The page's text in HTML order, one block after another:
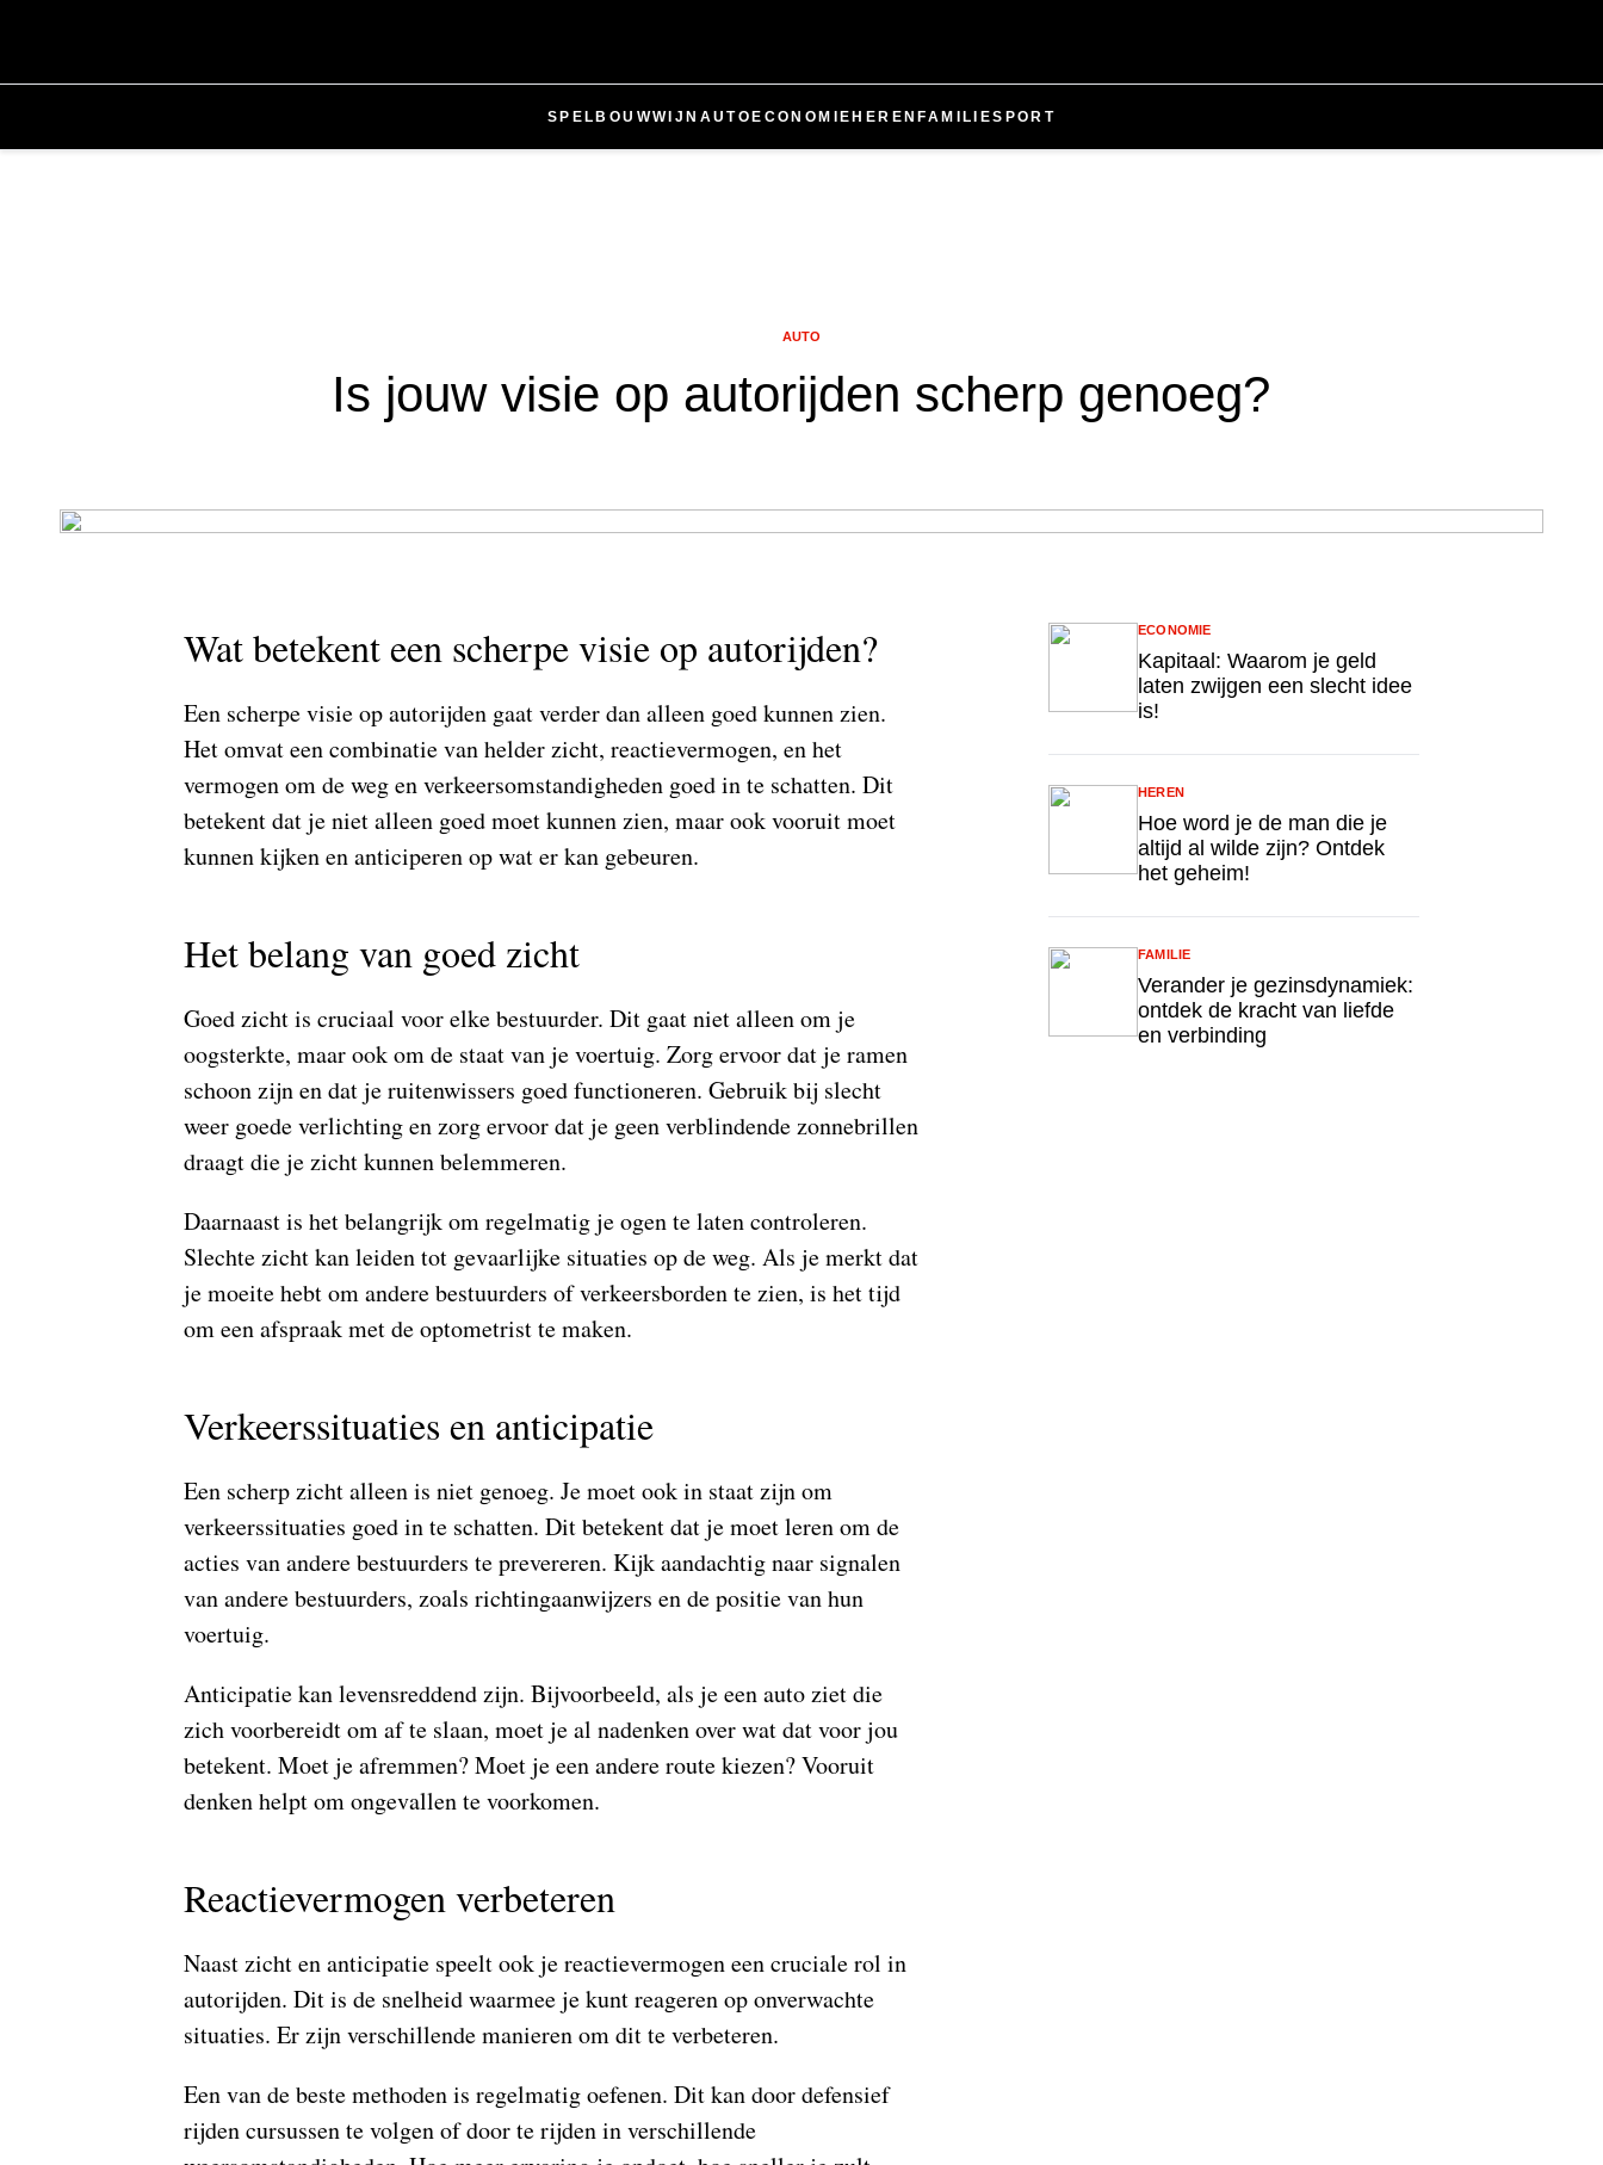
SPEL BOUWWIJN AUTO ECONOMIE HEREN FAMILIESPORT
Is jouw visie op autorijden scherp genoeg?
AUTO
Wat betekent een scherpe visie op autorijden?
Een scherpe visie op autorijden gaat verder dan alleen goed kunnen zien.
Het omvat een combinatie van helder zicht, reactievermogen, en het
vermogen om de weg en verkeersomstandigheden goed in te schatten. Dit
betekent dat je niet alleen goed moet kunnen zien, maar ook vooruit moet
kunnen kijken en anticiperen op wat er kan gebeuren.
Het belang van goed zicht
Goed zicht is cruciaal voor elke bestuurder. Dit gaat niet alleen om je
oogsterkte, maar ook om de staat van je voertuig. Zorg ervoor dat je ramen
schoon zijn en dat je ruitenwissers goed functioneren. Gebruik bij slecht
weer goede verlichting en zorg ervoor dat je geen verblindende zonnebrillen
draagt die je zicht kunnen belemmeren.
Daarnaast is het belangrijk om regelmatig je ogen te laten controleren.
Slechte zicht kan leiden tot gevaarlijke situaties op de weg. Als je merkt dat
je moeite hebt om andere bestuurders of verkeersborden te zien, is het tijd
om een afspraak met de optometrist te maken.
Verkeerssituaties en anticipatie
Een scherp zicht alleen is niet genoeg. Je moet ook in staat zijn om
verkeerssituaties goed in te schatten. Dit betekent dat je moet leren om de
acties van andere bestuurders te prevereren. Kijk aandachtig naar signalen
van andere bestuurders, zoals richtingaanwijzers en de positie van hun
voertuig.
Anticipatie kan levensreddend zijn. Bijvoorbeeld, als je een auto ziet die
zich voorbereidt om af te slaan, moet je al nadenken over wat dat voor jou
betekent. Moet je afremmen? Moet je een andere route kiezen? Vooruit
denken helpt om ongevallen te voorkomen.
Reactievermogen verbeteren
Naast zicht en anticipatie speelt ook je reactievermogen een cruciale rol in
autorijden. Dit is de snelheid waarmee je kunt reageren op onverwachte
situaties. Er zijn verschillende manieren om dit te verbeteren.
Een van de beste methoden is regelmatig oefenen. Dit kan door defensief
rijden cursussen te volgen of door te rijden in verschillende
Kapitaal: Waarom je geld
laten zwijgen een slecht idee
is!
ECONOMIE
Hoe word je de man die je
altijd al wilde zijn? Ontdek
het geheim!
HEREN
Verander je gezinsdynamiek:
ontdek de kracht van liefde
en verbinding
FAMILIE